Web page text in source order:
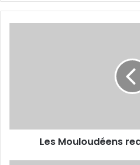
Les Mouloudéens